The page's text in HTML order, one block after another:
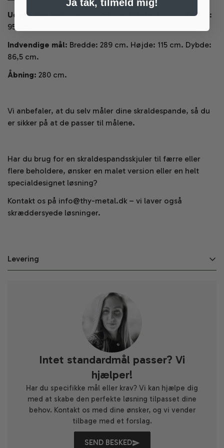
Udvendige mål:Bredde: 295 cm. Højde: 115 cm. Dybde:
95 cm.
Indvendige mål: Bredde: 289 cm. Højde: 115 cm. Dybde:
86,5 cm.
Åbning: 280 cm.
Vi anbefaler, at du selv måler dine skraldespande, så du
er sikker på at de passer til målene.
Har du brug for en skraldespandsskjuler til færre eller
flere beholdere, ønsker en malet version eller en helt
specialdesignet løsning?
Kontakt os på info@thy-metal.dk – vi laver også
skræddersyede løsninger.
Levering
KK Metal P/S leverer på alle hverdage indenfor 3-10
arbejdsdage efter afgivet bestilling på webshoppen.
Leveringen kan dog variere afhængig af ferie,
helligedage, special ordre og ordrens størrelse.
Fragten starter ved 59 kr. ved en pakkepost og 299 kr. ved
Fragten er gratis ved køb over 4.999 kr. Pakker sendes
med Danske fragtmænd og leveres på den adresse du
har angivet ved bestillingen.
Bemærk: Fragten kan variere ved levering til ikke-brofaste
øer. Kontakt os derfor inden bestillingen på info@thy-
Intet standardmål passer? Vi
hjælper!
Har du specifikke mål eller krav? Vi kan hjælpe dig
med at skabe den perfekte løsning tilpasset dine
behov. Kontakt os med dine ønsker, og vi vender
tilbage med et forslag.
SEND BESKED
Ja tak, tilmeld mig!